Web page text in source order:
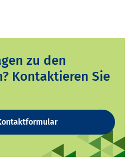
zu den
Kontaktieren Sie